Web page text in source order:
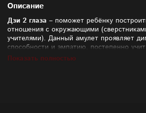
Описание
Дзи 2 глаза – поможет ребёнку
отношения с окружающими
учителями). Данный амулет проявляет
способности и эмпатию, постепенно
оппонента, подбирать корректные
Показать полностью